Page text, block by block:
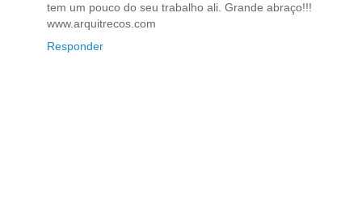
tem um pouco do seu trabalho ali. Grande abraço!!!
www.arquitrecos.com
Responder